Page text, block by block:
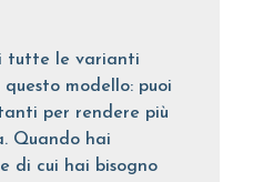
tutte le varianti
modello: puoi
per rendere più
Quando hai
di cui hai bisogno